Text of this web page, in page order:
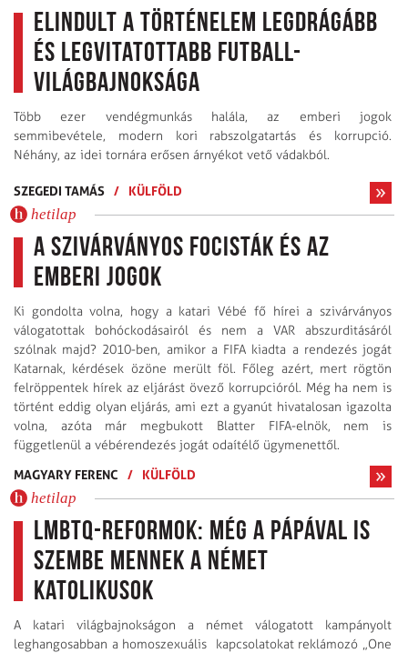
Elindult a történelem legdrágább
és legvitatottabb futball-
világbajnoksága
Több ezer vendégmunkás halála, az emberi jogok
semmibevétele, modern kori rabszolgatartás és korrupció.
Néhány, az idei tornára erősen árnyékot vető vádakból.
SZEGEDI TAMÁS / KÜLFÖLD
hetilap
A szivárványos focisták és az
emberi jogok
Ki gondolta volna, hogy a katari Vébé fő hírei a szivárványos
válogatottak bohóckodásairól és nem a VAR abszurditásáról
szólnak majd? 2010-ben, amikor a FIFA kiadta a rendezés jogát
Katarnak, kérdések özöne merült föl. Főleg azért, mert rögtön
felröppentek hírek az eljárást övező korrupcióról. Még ha nem is
történt eddig olyan eljárás, ami ezt a gyanút hivatalosan igazolta
volna, azóta már megbukott Blatter FIFA-elnök, nem is
függetlenül a vébérendezés jogát odaítélő ügymenettől.
MAGYARY FERENC
/ KÜLFÖLD
hetilap
LMBTQ-reformok: még a pápával is
szembe mennek a német
katolikusok
A katari világbajnokságon a német válogatott kampányolt
leghangosabban a homoszexuális kapcsolatokat reklámozó „One